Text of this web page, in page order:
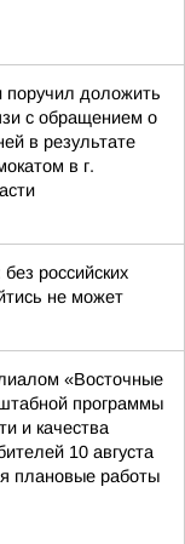
доложить
с обращением о
в результате
в г.
российских
не может
«Восточные
программы
и качества
10 августа
плановые работы